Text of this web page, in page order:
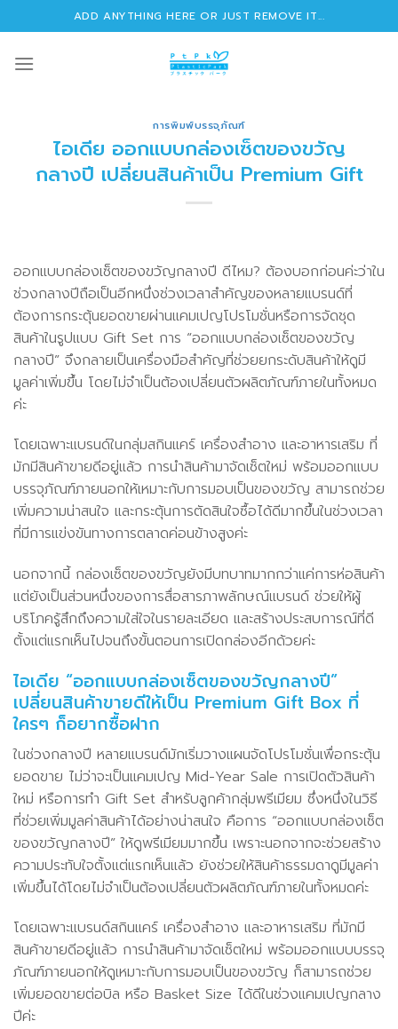
to
content
ADD ANYTHING HERE OR JUST REMOVE IT...
การพิมพ์บรรจุภัณฑ์
ไอเดีย ออกแบบกล่องเซ็ตของขวัญ
กลางปี เปลี่ยนสินค้าเป็น Premium Gift
ออกแบบกล่องเซ็ตของขวัญกลางปี ดีไหม? ต้องบอกก่อนค่ะว่าใน
ช่วงกลางปีถือเป็นอีกหนึ่งช่วงเวลาสำคัญของหลายแบรนด์ที่
ต้องการกระตุ้นยอดขายผ่านแคมเปญโปรโมชั่นหรือการจัดชุด
สินค้าในรูปแบบ Gift Set การ “ออกแบบกล่องเซ็ตของขวัญ
กลางปี” จึงกลายเป็นเครื่องมือสำคัญที่ช่วยยกระดับสินค้าให้ดูมี
มูลค่าเพิ่มขึ้น โดยไม่จำเป็นต้องเปลี่ยนตัวผลิตภัณฑ์ภายในทั้งหมด
ค่ะ
โดยเฉพาะแบรนด์ในกลุ่มสกินแคร์ เครื่องสำอาง และอาหารเสริม ที่
มักมีสินค้าขายดีอยู่แล้ว การนำสินค้ามาจัดเซ็ตใหม่ พร้อมออกแบบ
บรรจุภัณฑ์ภายนอกให้เหมาะกับการมอบเป็นของขวัญ สามารถช่วย
เพิ่มความน่าสนใจ และกระตุ้นการตัดสินใจซื้อได้ดีมากขึ้นในช่วงเวลา
ที่มีการแข่งขันทางการตลาดค่อนข้างสูงค่ะ
นอกจากนี้ กล่องเซ็ตของขวัญยังมีบทบาทมากกว่าแค่การห่อสินค้า
แต่ยังเป็นส่วนหนึ่งของการสื่อสารภาพลักษณ์แบรนด์ ช่วยให้ผู้
บริโภครู้สึกถึงความใส่ใจในรายละเอียด และสร้างประสบการณ์ที่ดี
ตั้งแต่แรกเห็นไปจนถึงขั้นตอนการเปิดกล่องอีกด้วยค่ะ
ไอเดีย “ออกแบบกล่องเซ็ตของขวัญกลางปี”
เปลี่ยนสินค้าขายดีให้เป็น Premium Gift Box ที่
ใครๆ ก็อยากซื้อฝาก
ในช่วงกลางปี หลายแบรนด์มักเริ่มวางแผนจัดโปรโมชั่นเพื่อกระตุ้น
ยอดขาย ไม่ว่าจะเป็นแคมเปญ Mid-Year Sale การเปิดตัวสินค้า
ใหม่ หรือการทำ Gift Set สำหรับลูกค้ากลุ่มพรีเมียม ซึ่งหนึ่งในวิธี
ที่ช่วยเพิ่มมูลค่าสินค้าได้อย่างน่าสนใจ คือการ “ออกแบบกล่องเซ็ต
ของขวัญกลางปี” ให้ดูพรีเมียมมากขึ้น เพราะนอกจากจะช่วยสร้าง
ความประทับใจตั้งแต่แรกเห็นแล้ว ยังช่วยให้สินค้าธรรมดาดูมีมูลค่า
เพิ่มขึ้นได้โดยไม่จำเป็นต้องเปลี่ยนตัวผลิตภัณฑ์ภายในทั้งหมดค่ะ
โดยเฉพาะแบรนด์สกินแคร์ เครื่องสำอาง และอาหารเสริม ที่มักมี
สินค้าขายดีอยู่แล้ว การนำสินค้ามาจัดเซ็ตใหม่ พร้อมออกแบบบรรจุ
ภัณฑ์ภายนอกให้ดูเหมาะกับการมอบเป็นของขวัญ ก็สามารถช่วย
เพิ่มยอดขายต่อบิล หรือ Basket Size ได้ดีในช่วงแคมเปญกลาง
ปีค่ะ